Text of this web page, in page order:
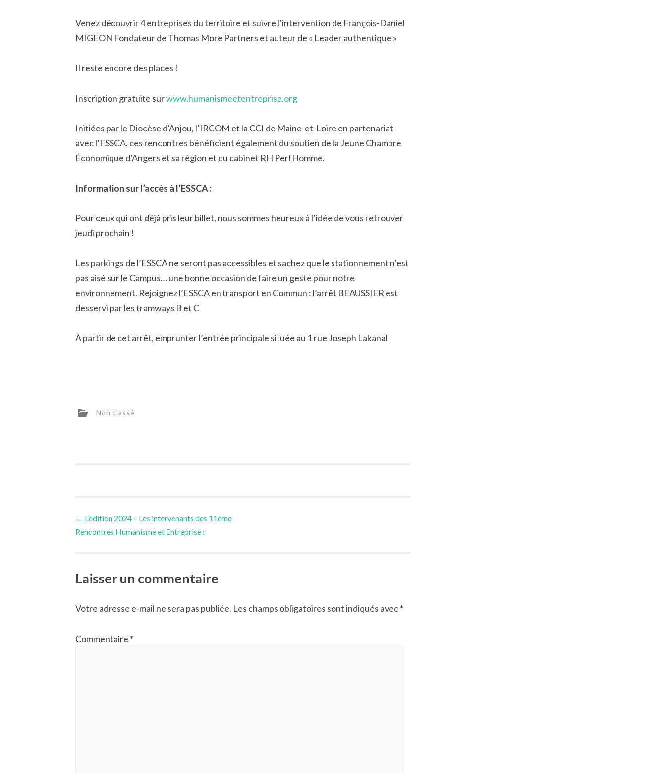
Venez découvrir 4 entreprises du territoire et suivre l’intervention de François-Daniel
MIGEON Fondateur de Thomas More Partners et auteur de « Leader authentique »
Il reste encore des places !
Inscription gratuite surwww.humanismeetentreprise.org
Initiées par le Diocèse d’Anjou, l’IRCOM et la CCI de Maine-et-Loire en partenariat
avec l’ESSCA, ces rencontres bénéficient également du soutien de la Jeune Chambre
Économique d’Angers et sa région et du cabinet RH PerfHomme.
Information sur l’accès à l’ESSCA :
Pour ceux qui ont déjà pris leur billet, nous sommes heureux à l’idée de vous retrouver
jeudi prochain !
Les parkings de l’ESSCA ne seront pas accessibles et sachez que le stationnement n’est
pas aisé sur le Campus… une bonne occasion de faire un geste pour notre
environnement. Rejoignez l’ESSCA en transport en Commun : l’arrêt BEAUSSIER est
desservi par les tramways B et C
À partir de cet arrêt, emprunter l’entrée principale située au 1 rue Joseph Lakanal
Non classé
Navigation
articles
← L’édition 2024 – Les intervenants des 11ème
Rencontres Humanisme et Entreprise :
Laisser un commentaire
Votre adresse e-mail ne sera pas publiée. Les champs obligatoires sont indiqués avec*
Commentaire *